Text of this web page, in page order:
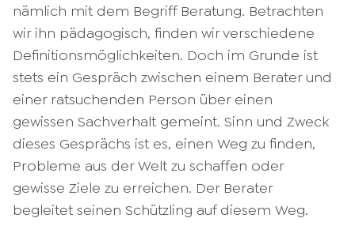
nämlich mit dem Begriff Beratung. Betrachten
wir ihn pädagogisch, finden wir verschiedene
Definitionsmöglichkeiten. Doch im Grunde ist
stets ein Gespräch zwischen einem Berater und
einer ratsuchenden Person über einen
gewissen Sachverhalt gemeint. Sinn und Zweck
dieses Gesprächs ist es, einen Weg zu finden,
Probleme aus der Welt zu schaffen oder
gewisse Ziele zu erreichen. Der Berater
begleitet seinen Schützling auf diesem Weg.